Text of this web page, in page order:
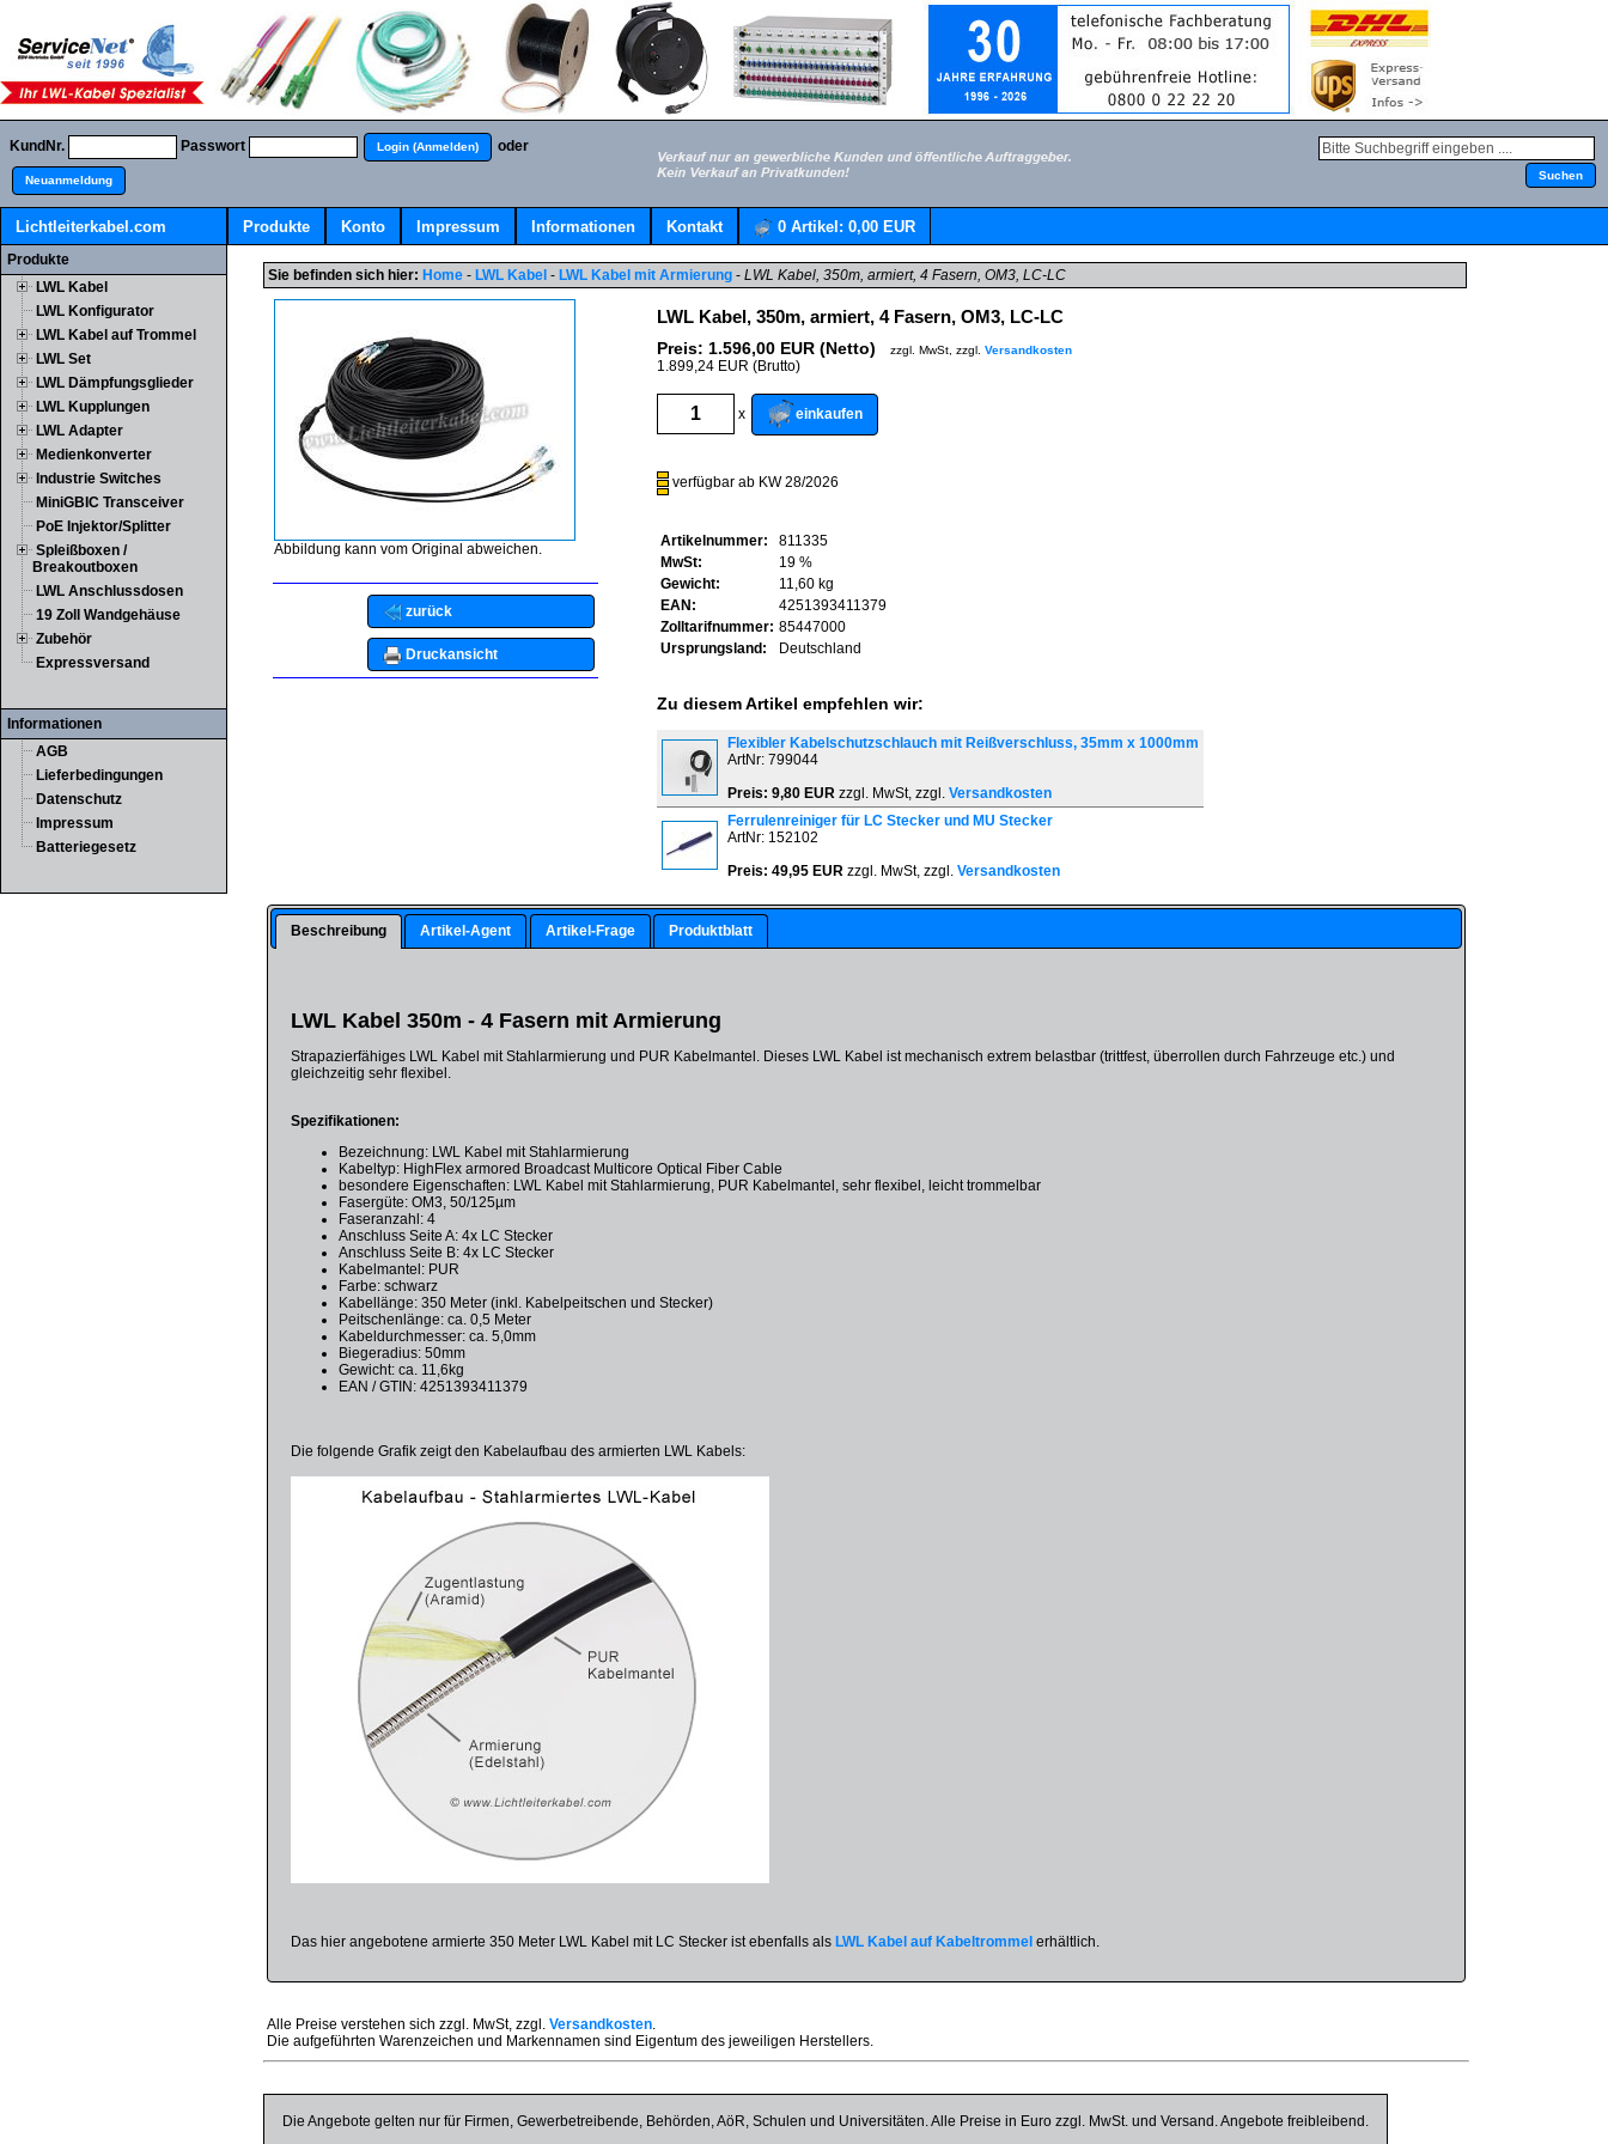
KundNr. Passwort Login (Anmelden) oder
Neuanmeldung
Lichtleiterkabel.com Produkte Konto Impressum Informationen Kontakt 0 Artikel: 0,00 EUR
Produkte
LWL Kabel
LWL Konfigurator
LWL Kabel auf Trommel
LWL Set
LWL Dämpfungsglieder
LWL Kupplungen
LWL Adapter
Medienkonverter
Industrie Switches
MiniGBIC Transceiver
PoE Injektor/Splitter
Spleißboxen /
Breakoutboxen
LWL Anschlussdosen
19 Zoll Wandgehäuse
Zubehör
Expressversand
Informationen
AGB
Lieferbedingungen
Datenschutz
Impressum
Batteriegesetz
Sie befinden sich hier: Home - LWL Kabel - LWL Kabel mit Armierung - LWL Kabel, 350m, armiert, 4 Fasern, OM3, LC-LC
Abbildung kann vom Original abweichen.
zurück
Druckansicht
LWL Kabel, 350m, armiert, 4 Fasern, OM3, LC-LC
Preis: 1.596,00 EUR (Netto) zzgl. MwSt, zzgl. Versandkosten
1.899,24 EUR (Brutto)
x einkaufen
verfügbar ab KW 28/2026
Artikelnummer:
811335
MwSt:
19 %
Gewicht:
11,60 kg
EAN:
4251393411379
Zolltarifnummer: 85447000
Ursprungsland:
Deutschland
Zu diesem Artikel empfehlen wir:
Flexibler Kabelschutzschlauch mit Reißverschluss, 35mm x 1000mm
ArtNr: 799044
Preis: 9,80 EUR zzgl. MwSt, zzgl. Versandkosten
Ferrulenreiniger für LC Stecker und MU Stecker
ArtNr: 152102
Preis: 49,95 EUR zzgl. MwSt, zzgl. Versandkosten
Beschreibung Artikel-Agent Artikel-Frage Produktblatt
LWL Kabel 350m - 4 Fasern mit Armierung
Strapazierfähiges LWL Kabel mit Stahlarmierung und PUR Kabelmantel. Dieses LWL Kabel ist mechanisch extrem belastbar (trittfest, überrollen durch Fahrzeuge etc.) und
gleichzeitig sehr flexibel.
Spezifikationen:
Bezeichnung: LWL Kabel mit Stahlarmierung
Kabeltyp: HighFlex armored Broadcast Multicore Optical Fiber Cable
besondere Eigenschaften: LWL Kabel mit Stahlarmierung, PUR Kabelmantel, sehr flexibel, leicht trommelbar
Fasergüte: OM3, 50/125µm
Faseranzahl: 4
Anschluss Seite A: 4x LC Stecker
Anschluss Seite B: 4x LC Stecker
Kabelmantel: PUR
Farbe: schwarz
Kabellänge: 350 Meter (inkl. Kabelpeitschen und Stecker)
Peitschenlänge: ca. 0,5 Meter
Kabeldurchmesser: ca. 5,0mm
Biegeradius: 50mm
Gewicht: ca. 11,6kg
EAN / GTIN: 4251393411379
Die folgende Grafik zeigt den Kabelaufbau des armierten LWL Kabels:
Das hier angebotene armierte 350 Meter LWL Kabel mit LC Stecker ist ebenfalls alsLWL Kabel auf Kabeltrommel erhältlich.
Alle Preise verstehen sich zzgl. MwSt, zzgl. Versandkosten.
Die aufgeführten Warenzeichen und Markennamen sind Eigentum des jeweiligen Herstellers.
Die Angebote gelten nur für Firmen, Gewerbetreibende, Behörden, AöR, Schulen und Universitäten. Alle Preise in Euro zzgl. MwSt. und Versand. Angebote freibleibend.